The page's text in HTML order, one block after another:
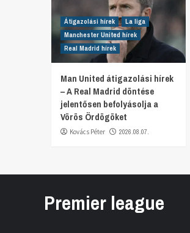
Átigazolási hírek
La liga
Manchester United hírek
Real Madrid hírek
Man United átigazolási hírek
– A Real Madrid döntése
jelentősen befolyásolja a
Vörös Ördögöket
Kovács Péter 2026.08.07.
Premier league